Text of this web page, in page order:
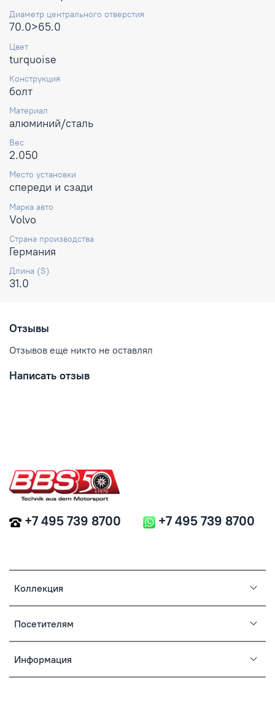
Диаметр центрального отверстия
70.0>65.0
Цвет
turquoise
Конструкция
болт
Материал
алюминий/сталь
Вес
2.050
Место установки
спереди и сзади
Марка авто
Volvo
Страна производства
Германия
Длина (S)
31.0
Отзывы
Отзывов еще никто не оставлял
Написать отзыв
Коллекция
Посетителям
Информация
+7 495 739 8700 +7 495 739 8700